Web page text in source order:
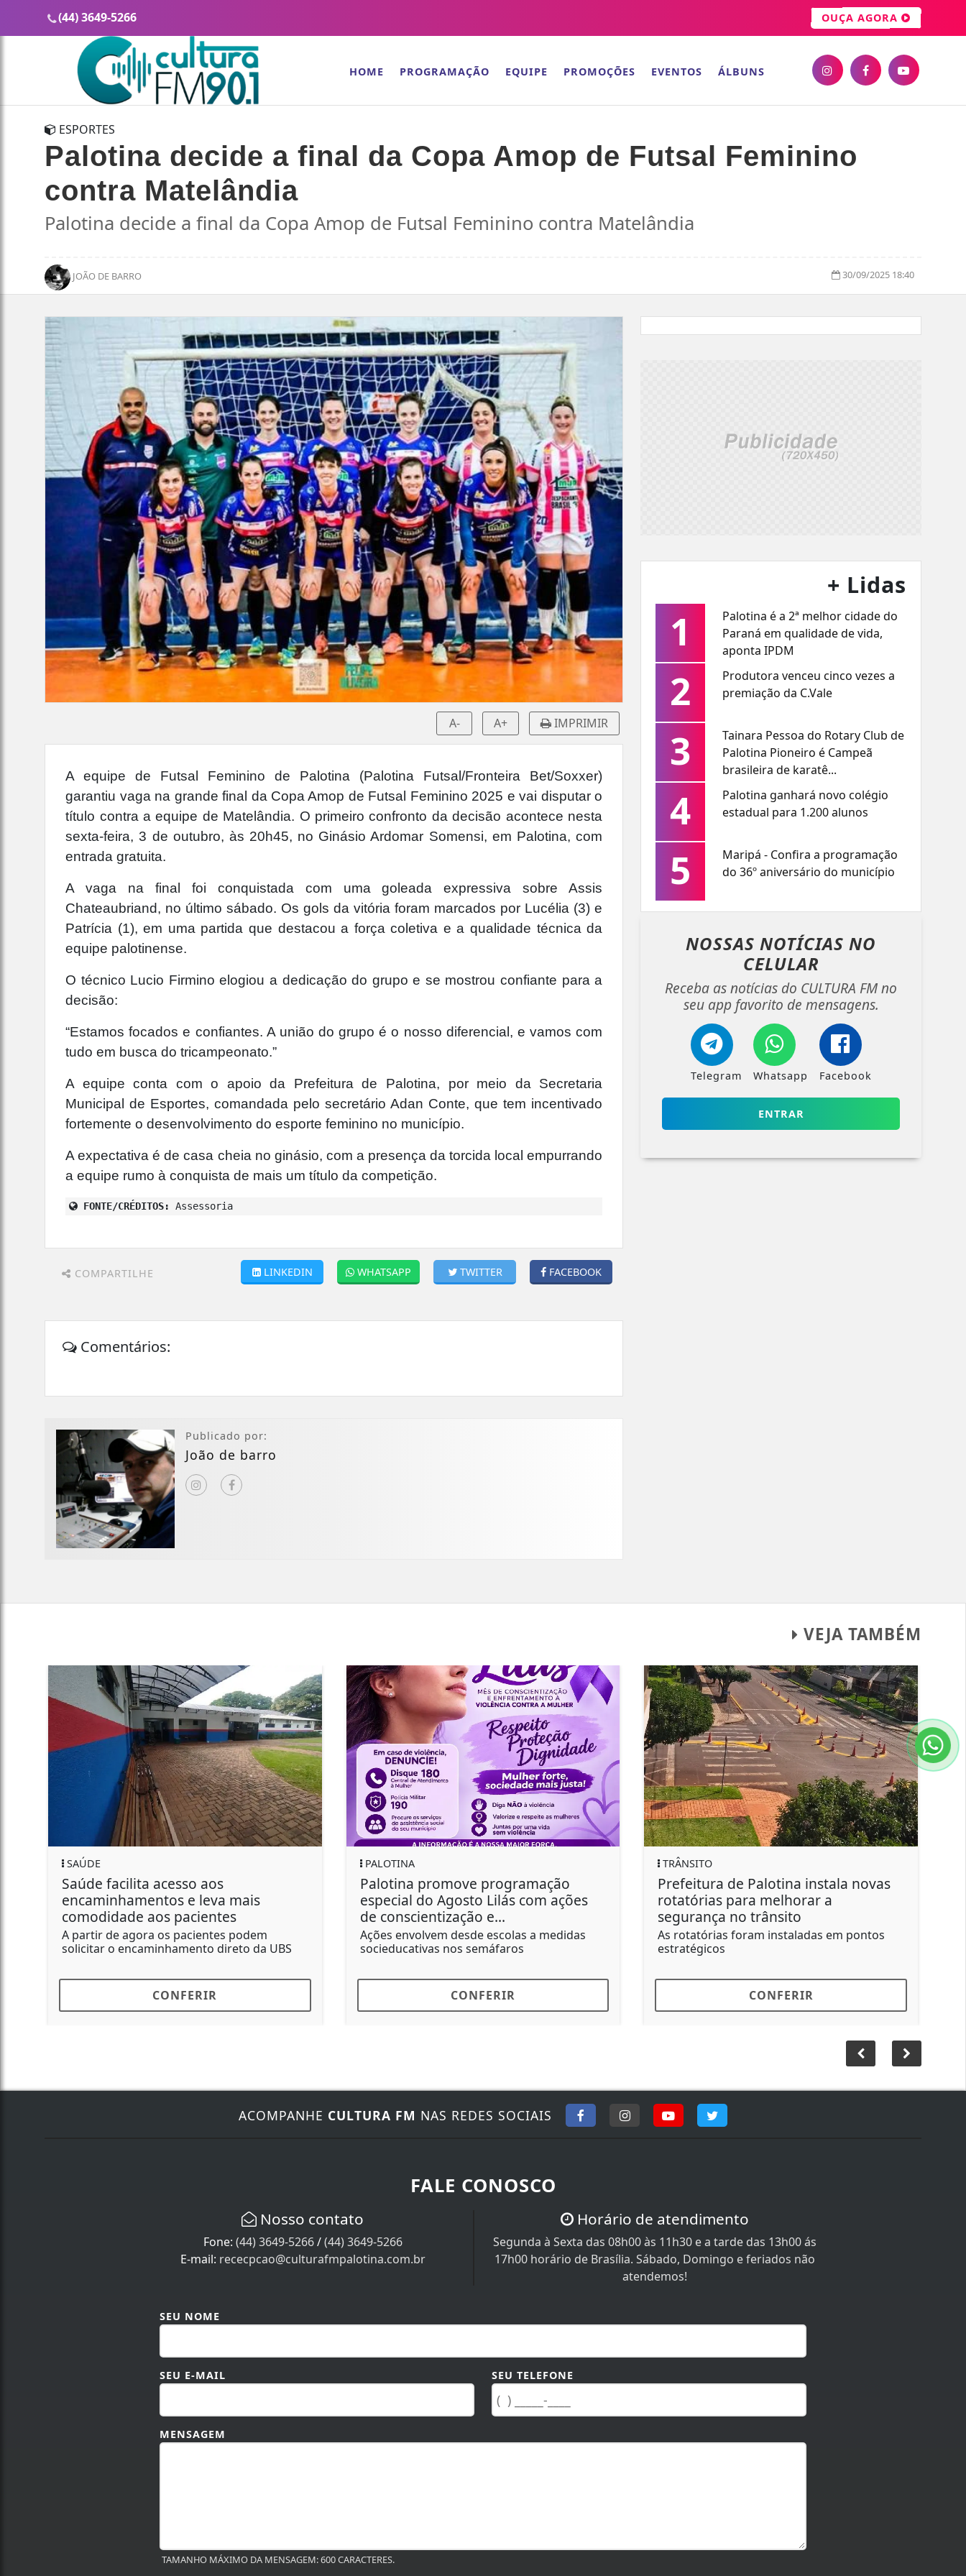
(44) 3649-5266 OUÇA AGORA
HOME PROGRAMAÇÃO EQUIPE PROMOÇÕES EVENTOS ÁLBUNS
ESPORTES
Palotina decide a final da Copa Amop de Futsal Feminino
contra Matelândia
Palotina decide a final da Copa Amop de Futsal Feminino contra Matelândia
JOÃO DE BARRO 30/09/2025 18:40
A- A+ IMPRIMIR
A equipe de Futsal Feminino de Palotina (Palotina Futsal/Fronteira Bet/Soxxer)
garantiu vaga na grande final da Copa Amop de Futsal Feminino 2025 e vai disputar o
título contra a equipe de Matelândia. O primeiro confronto da decisão acontece nesta
sexta-feira, 3 de outubro, às 20h45, no Ginásio Ardomar Somensi, em Palotina, com
entrada gratuita.
A vaga na final foi conquistada com uma goleada expressiva sobre Assis
Chateaubriand, no último sábado. Os gols da vitória foram marcados por Lucélia (3) e
Patrícia (1), em uma partida que destacou a força coletiva e a qualidade técnica da
equipe palotinense.
O técnico Lucio Firmino elogiou a dedicação do grupo e se mostrou confiante para a
decisão:
“Estamos focados e confiantes. A união do grupo é o nosso diferencial, e vamos com
tudo em busca do tricampeonato.”
A equipe conta com o apoio da Prefeitura de Palotina, por meio da Secretaria
Municipal de Esportes, comandada pelo secretário Adan Conte, que tem incentivado
fortemente o desenvolvimento do esporte feminino no município.
A expectativa é de casa cheia no ginásio, com a presença da torcida local empurrando
a equipe rumo à conquista de mais um título da competição.
FONTE/CRÉDITOS: Assessoria
COMPARTILHE FACEBOOK
TWITTER
WHATSAPP
LINKEDIN
Comentários:
Publicado por:
João de barro
+ Lidas
1
Palotina é a 2ª melhor cidade do
Paraná em qualidade de vida,
aponta IPDM
2
Produtora venceu cinco vezes a
premiação da C.Vale
3
Tainara Pessoa do Rotary Club de
Palotina Pioneiro é Campeã
brasileira de karatê...
4
Palotina ganhará novo colégio
estadual para 1.200 alunos
5
Maripá - Confira a programação
do 36º aniversário do município
NOSSAS NOTÍCIASNO
CELULAR
Receba as notícias do CULTURA FM no
seu app favorito de mensagens.
Telegram Whatsapp Facebook
ENTRAR
VEJA TAMBÉM
acesso aos
e leva mais
aos pacientes
os pacientes podem
direto da UBS
Palotina promove programação
especial do Agosto Lilás com ações
de conscientização e...
Ações envolvem desde escolas a medidas
socieducativas nos semáfaros
Prefeitura de Palotina instala novas
rotatórias para melhorar a
segurança no trânsito
As rotatórias foram instaladas em pontos
estratégicos
Prefeitura e APMF
de novo muro no CMEI
Dourado
Antigo muro foi retirado pelo
ACOMPANHE CULTURA FM NAS REDES SOCIAIS
FALE CONOSCO
Nosso contato
Fone: (44) 3649-5266/(44) 3649-5266
E-mail: rececpcao@culturafmpalotina.com.br
Horário de atendimento
Segunda à Sexta das 08h00 às 11h30 e a tarde das 13h00 ás
17h00 horário de Brasília. Sábado, Domingo e feriados não
atendemos!
SEU NOME
SEU E-MAIL SEU TELEFONE
MENSAGEM
TAMANHO MÁXIMO DA MENSAGEM: 600 CARACTERES.